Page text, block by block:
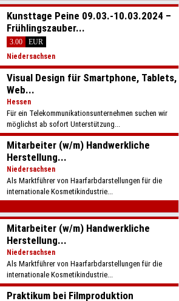
Kunsttage Peine 09.03.-10.03.2024 –
Frühlingszauber...
3.00
EUR
Niedersachsen
Visual Design für Smartphone, Tablets,
Web...
Hessen
Für ein Telekommunikationsunternehmen suchen wir
möglichst ab sofort Unterstützung...
Mitarbeiter (w/m) Handwerkliche
Herstellung...
Niedersachsen
Als Marktführer von Haarfarbdarstellungen für die
internationale Kosmetikindustrie...
Mitarbeiter (w/m) Handwerkliche
Herstellung...
Niedersachsen
Als Marktführer von Haarfarbdarstellungen für die
internationale Kosmetikindustrie...
Praktikum bei Filmproduktion